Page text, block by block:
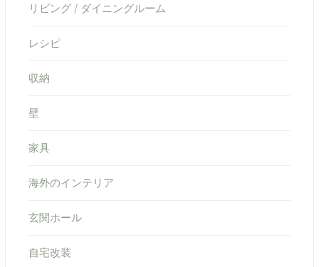
リビング / ダイニングルーム
レシピ
収納
壁
家具
海外のインテリア
玄関ホール
自宅改装